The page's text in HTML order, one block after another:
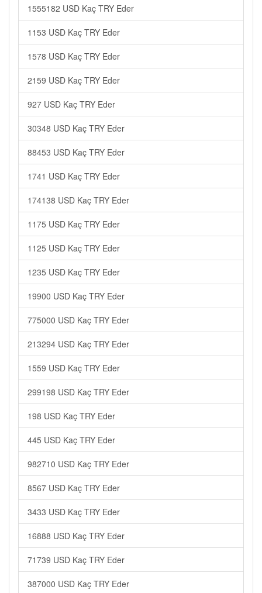
1555182 USD Kaç TRY Eder
1153 USD Kaç TRY Eder
1578 USD Kaç TRY Eder
2159 USD Kaç TRY Eder
927 USD Kaç TRY Eder
30348 USD Kaç TRY Eder
88453 USD Kaç TRY Eder
1741 USD Kaç TRY Eder
174138 USD Kaç TRY Eder
1175 USD Kaç TRY Eder
1125 USD Kaç TRY Eder
1235 USD Kaç TRY Eder
19900 USD Kaç TRY Eder
775000 USD Kaç TRY Eder
213294 USD Kaç TRY Eder
1559 USD Kaç TRY Eder
299198 USD Kaç TRY Eder
198 USD Kaç TRY Eder
445 USD Kaç TRY Eder
982710 USD Kaç TRY Eder
8567 USD Kaç TRY Eder
3433 USD Kaç TRY Eder
16888 USD Kaç TRY Eder
71739 USD Kaç TRY Eder
387000 USD Kaç TRY Eder